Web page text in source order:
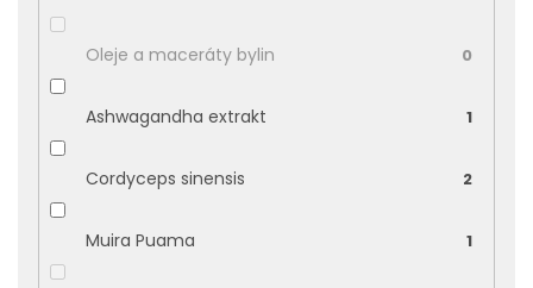
Oleje a maceráty bylin 0
Ashwagandha extrakt 1
Cordyceps sinensis 2
Muira Puama 1